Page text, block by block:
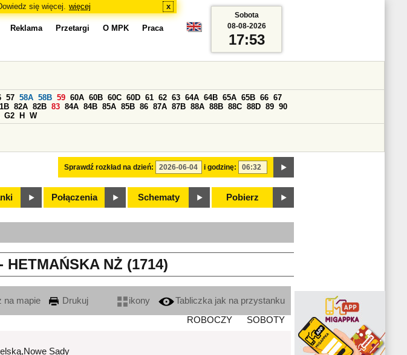
się więcej. więcej x
Reklama Przetargi O MPK Praca
Sprawdź rozkład na dzień: i godzinę:
57 58A 58B 59 60A 60B 60C 60D 61 62 63 64A 64B 65A 65B 66 67
82A 82B 83 84A 84B 85A 85B 86 87A 87B 88A 88B 88C 88D 89 90
G2 H W
Połączenia Schematy Pobierz
Sobota
08-08-2026
17:53
HETMAŃSKA NŻ (1714)
na mapie Drukuj ikony
Tabliczka jak na przystanku
ROBOCZY
SOBOTY
Sady